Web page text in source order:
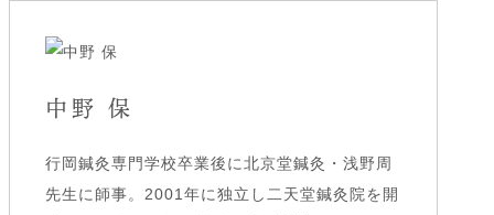
中野 保
行岡鍼灸専門学校卒業後に北京堂鍼灸・浅野周
先生に師事。2001年に独立し二天堂鍼灸院を開